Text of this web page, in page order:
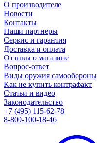
О производителе
Новости
Контакты
Наши партнеры
Сервис и гарантия
Доставка и оплата
Отзывы о магазине
Вопрос-ответ
Виды оружия самообороны
Как не купить контрафакт
Статьи и видео
Законодательство
+7 (495) 115-62-78
8-800-100-18-46